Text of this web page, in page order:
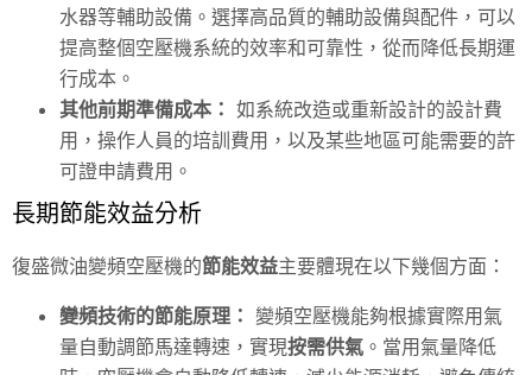
水器等輔助設備。選擇高品質的輔助設備與配件，可以
提高整個空壓機系統的效率和可靠性，從而降低長期運
行成本。
其他前期準備成本： 如系統改造或重新設計的設計費
用，操作人員的培訓費用，以及某些地區可能需要的許
可證申請費用。
長期節能效益分析
復盛微油變頻空壓機的節能效益主要體現在以下幾個方面：
變頻技術的節能原理： 變頻空壓機能夠根據實際用氣
量自動調節馬達轉速，實現按需供氣 。當用氣量降低